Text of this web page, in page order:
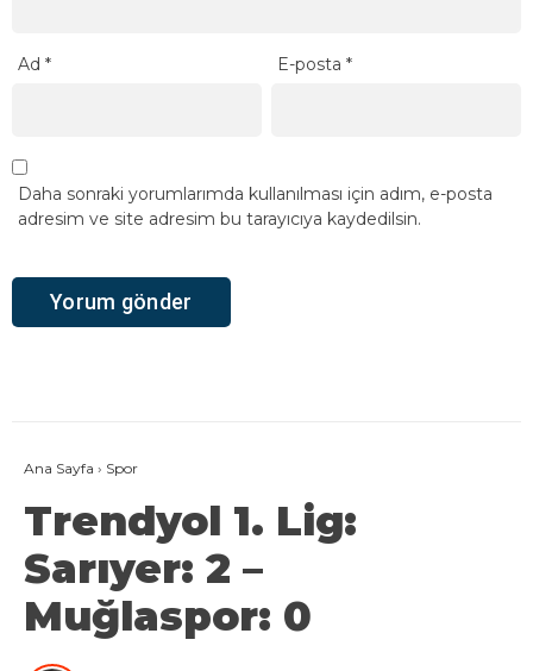
Ad * E-posta*
Daha sonraki yorumlarımda kullanılması için adım, e-posta
adresim ve site adresim bu tarayıcıya kaydedilsin.
Ana Sayfa › Spor
Trendyol 1. Lig:
Sarıyer: 2 –
Muğlaspor: 0